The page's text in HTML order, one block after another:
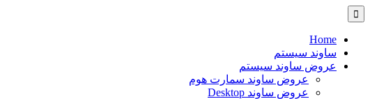
Home
ساوند سيستم
عروض ساوند سيستم
عروض ساوند سمارت هوم
عروض ساوند Desktop